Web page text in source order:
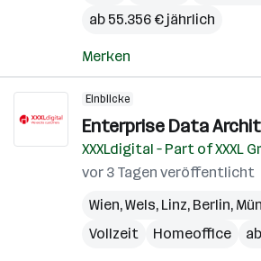
ab 55.356 € jährlich
Merken
Einblicke
Enterprise Data
XXXLdigital – Part of XXXL
vor 3 Tagen veröffentlicht
Wien,Wels, Linz, Berlin,
Vollzeit
Homeoffice